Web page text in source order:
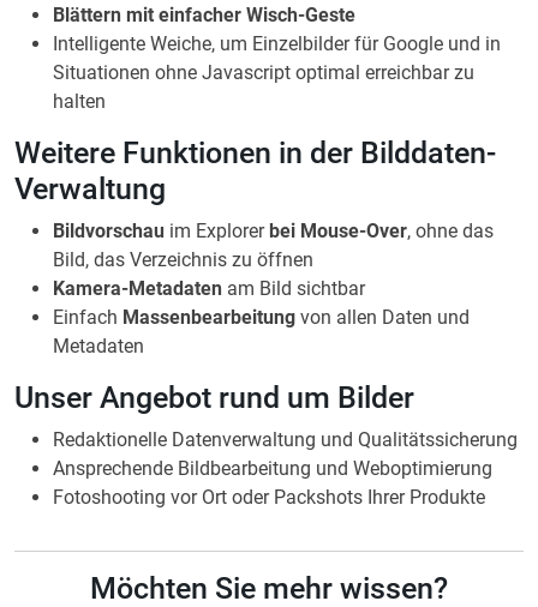
Blättern mit einfacher Wisch-Geste
Intelligente Weiche, um Einzelbilder für Google und in
Situationen ohne Javascript optimal erreichbar zu
halten
Weitere Funktionen in der Bilddaten-
Verwaltung
Bildvorschau im Explorer bei Mouse-Over, ohne das
Bild, das Verzeichnis zu öffnen
Kamera-Metadaten am Bild sichtbar
Einfach Massenbearbeitung von allen Daten und
Metadaten
Unser Angebot rund um Bilder
Redaktionelle Datenverwaltung und Qualitätssicherung
Ansprechende Bildbearbeitung und Weboptimierung
Fotoshooting vor Ort oder Packshots Ihrer Produkte
Möchten Sie mehr wissen?